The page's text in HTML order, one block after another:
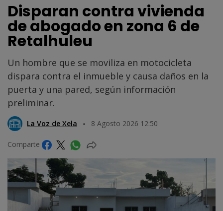
Disparan contra vivienda
de abogado en zona 6 de
Retalhuleu
Un hombre que se moviliza en motocicleta
dispara contra el inmueble y causa daños en la
puerta y una pared, según información
preliminar.
La Voz de Xela 8 Agosto 2026 12:50
Comparte